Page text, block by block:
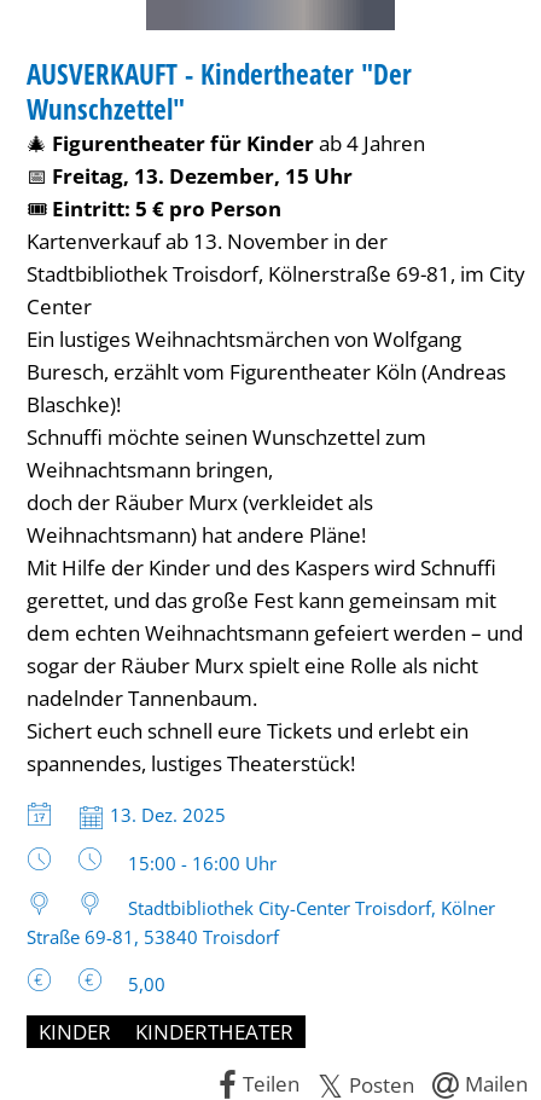
KATEGORIE: BIBLIOTHEK
AUSVERKAUFT - Kindertheater "Der
Wunschzettel"
🎄 Figurentheater für Kinderab 4 Jahren
📅 Freitag, 13. Dezember, 15 Uhr
🎟️ Eintritt: 5 € pro Person
Kartenverkauf ab 13. November in der
Stadtbibliothek Troisdorf, Kölnerstraße 69-81, im City
Center
Ein lustiges Weihnachtsmärchen von Wolfgang
Buresch, erzählt vom Figurentheater Köln (Andreas
Blaschke)!
Schnuffi möchte seinen Wunschzettel zum
Weihnachtsmann bringen,
doch der Räuber Murx (verkleidet als
Weihnachtsmann) hat andere Pläne!
Mit Hilfe der Kinder und des Kaspers wird Schnuffi
gerettet, und das große Fest kann gemeinsam mit
dem echten Weihnachtsmann gefeiert werden – und
sogar der Räuber Murx spielt eine Rolle als nicht
nadelnder Tannenbaum.
Sichert euch schnell eure Tickets und erlebt ein
spannendes, lustiges Theaterstück!
Datum:
13. Dez. 2025
Uhrzeit:
15:00 - 16:00 Uhr
Stadtbibliothek City-Center Troisdorf, Kölner
Straße 69-81, 53840 Troisdorf
5,00
KINDER
KINDERTHEATER
Teilen
Posten
Mailen